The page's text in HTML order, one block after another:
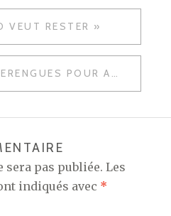
VEUT RESTER »
LES DIX-NEUF MERENGUES POUR AFFRONTER HUESCA
sera pas publiée. Les
indiqués avec *